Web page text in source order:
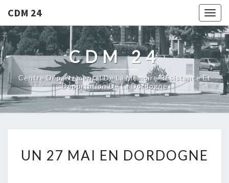
CDM 24
CDM 24
Centre Départemental De La Mémoire Résistance Et
Déportation De La Dordogne
UN 27 MAI EN DORDOGNE